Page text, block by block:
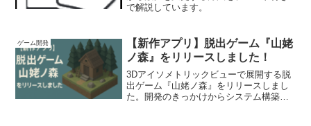
で解説しています。
ゲーム開発
【新作アプリ】脱出ゲーム『山姥
ノ森』をリリースしました！
3Dアイソメトリックビューで展開する脱
出ゲーム『山姥ノ森』をリリースしまし
た。開発のきっかけからシステム構築、